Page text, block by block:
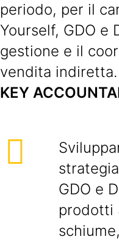
periodo, per il
Yourself, GDO e
gestione e il
vendita indiretta.
KEY
GDO e
prodotti